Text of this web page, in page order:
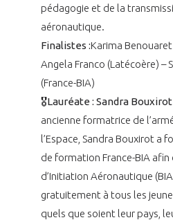
pédagogie et de la
aéronautique.
Finalistes :Karima Benouaret
Angela Franco (Latécoère) –
(France-BIA)
🎖️Lauréate : Sandra
ancienne formatrice de
l’Espace, Sandra Bouxirot a
de formation France-BIA afin
d’Initiation Aéronautique
gratuitement à tous les
quels que soient leur pays,